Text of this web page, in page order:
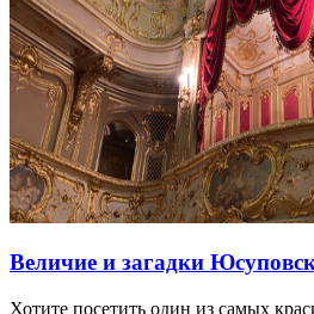
Величие и загадки
Хотите посетить один из самых